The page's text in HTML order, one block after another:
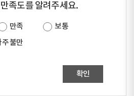
족도를 알려주세요.
만족
보통
주 불만
확인